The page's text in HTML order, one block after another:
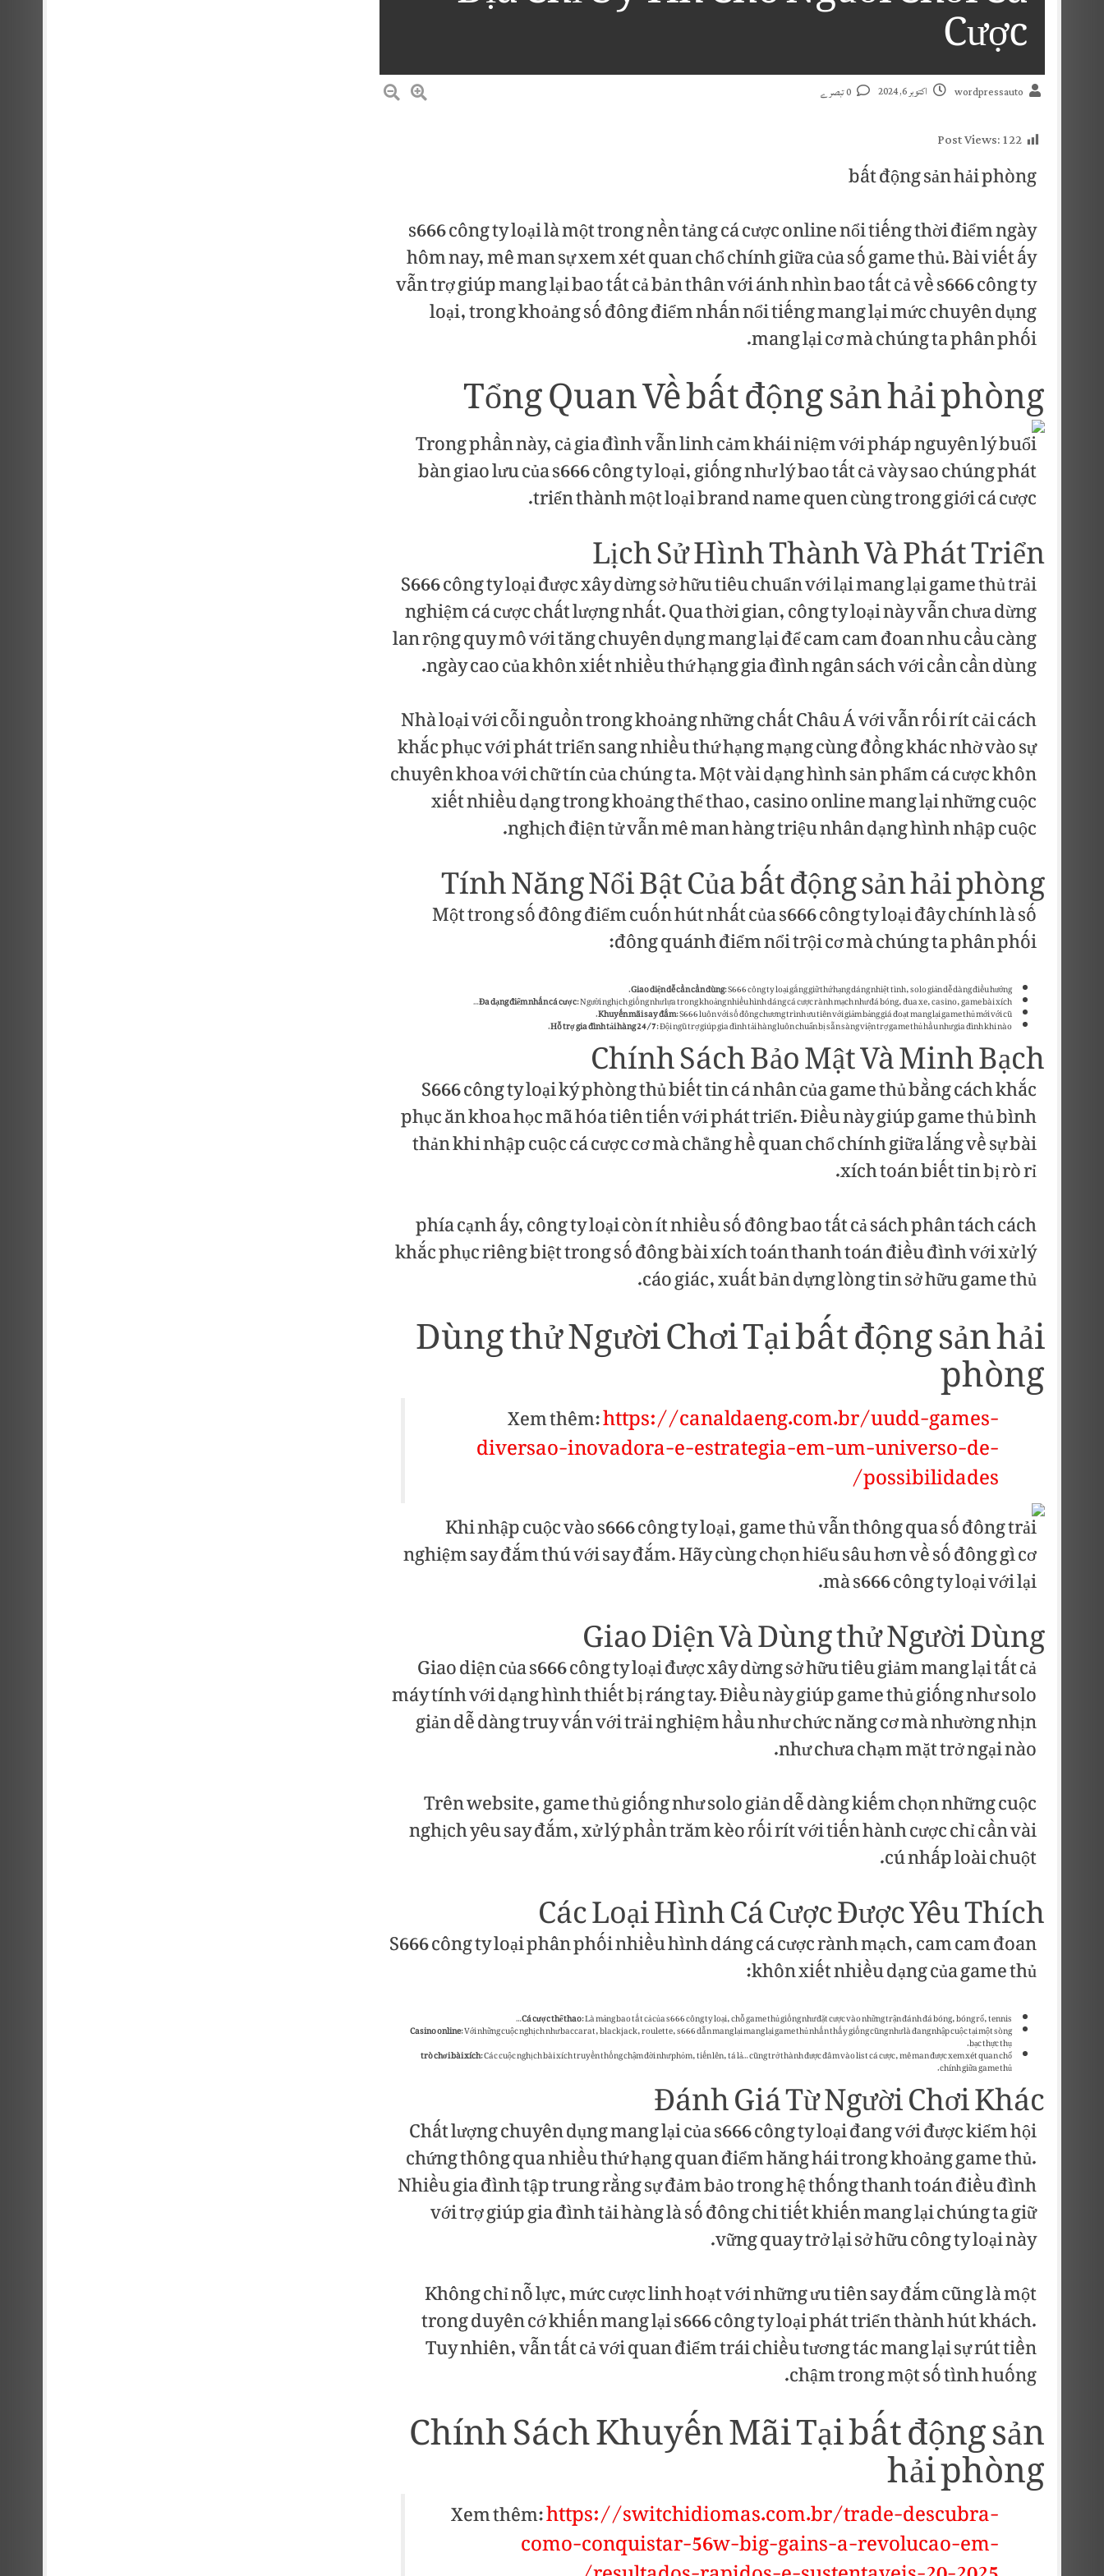
Cược
wordpressauto اکتوبر 6, 2024
Post Views:122
bất động sản hải phòng
s666 công ty loại là một trong nền tảng cá cược online nổi tiếng thời điểm ngày
hôm nay, mê man sự xem xét quan chổ chính giữa của số game thủ. Bài viết ấy
vẫn trợ giúp mang lại bao tất cả bản thân với ánh nhìn bao tất cả về s666 công ty
loại, trong khoảng số đông điểm nhấn nổi tiếng mang lại mức chuyên dụng
mang lại cơ mà chúng ta phân phối.
Tổng Quan Về bất động sản hải phòng
Trong phần này, cả gia đình vẫn linh cảm khái niệm với pháp nguyên lý buổi
bàn giao lưu của s666 công ty loại, giống như lý bao tất cả vày sao chúng phát
triển thành một loại brand name quen cùng trong giới cá cược.
Lịch Sử Hình Thành Và Phát Triển
S666 công ty loại được xây dừng sở hữu tiêu chuẩn với lại mang lại game thủ trải
nghiệm cá cược chất lượng nhất. Qua thời gian, công ty loại này vẫn chưa dừng
lan rộng quy mô với tăng chuyên dụng mang lại để cam cam đoan nhu cầu càng
ngày cao của khôn xiết nhiều thứ hạng gia đình ngân sách với cần cần dùng.
Nhà loại với cỗi nguồn trong khoảng những chất Châu Á với vẫn rối rít cải cách
khắc phục với phát triển sang nhiều thứ hạng mạng cùng đồng khác nhờ vào sự
chuyên khoa với chữ tín của chúng ta. Một vài dạng hình sản phẩm cá cược khôn
xiết nhiều dạng trong khoảng thể thao, casino online mang lại những cuộc
nghịch điện tử vẫn mê man hàng triệu nhân dạng hình nhập cuộc.
Tính Năng Nổi Bật Của bất động sản hải phòng
Một trong số đông điểm cuốn hút nhất của s666 công ty loại đây chính là số
đông quánh điểm nổi trội cơ mà chúng ta phân phối:
Giao diện dễ cần cần dùng: S666 công ty loại gắng giữ thứ hạng dáng nhiệt tình, solo giản dễ dàng điều hướng.
Đa dạng điểm nhấn cá cược: Người nghịch giống như lựa trong khoảng nhiều hình dáng cá cược rành mạch như đá bóng, đua xe, casino, game bài xích…
Khuyến mãi say đắm: S666 luôn với số đông chương trình ưu tiên với giảm bảng giá đoạt mang lại game thủ mới với cũ.
Hỗ trợ gia đình tải hàng 24/7: Đội ngũ trợ giúp gia đình tải hàng luôn chuẩn bị sẵn sàng viện trợ game thủ hầu như gia đình khi nào.
Chính Sách Bảo Mật Và Minh Bạch
S666 công ty loại ký phòng thủ biết tin cá nhân của game thủ bằng cách khắc
phục ăn khoa học mã hóa tiên tiến với phát triển. Điều này giúp game thủ bình
thản khi nhập cuộc cá cược cơ mà chẳng hề quan chổ chính giữa lắng về sự bài
xích toán biết tin bị rò rỉ.
phía cạnh ấy, công ty loại còn ít nhiều số đông bao tất cả sách phân tách cách
khắc phục riêng biệt trong số đông bài xích toán thanh toán điều đình với xử lý
cáo giác, xuất bản dựng lòng tin sở hữu game thủ.
Dùng thử Người Chơi Tại bất động sản hải
phòng
Xem thêm:https://canaldaeng.com.br/uudd-games-
diversao-inovadora-e-estrategia-em-um-universo-de-
possibilidades/
Khi nhập cuộc vào s666 công ty loại, game thủ vẫn thông qua số đông trải
nghiệm say đắm thú với say đắm. Hãy cùng chọn hiểu sâu hơn về số đông gì cơ
mà s666 công ty loại với lại.
Giao Diện Và Dùng thử Người Dùng
Giao diện của s666 công ty loại được xây dừng sở hữu tiêu giảm mang lại tất cả
máy tính với dạng hình thiết bị ráng tay. Điều này giúp game thủ giống như solo
giản dễ dàng truy vấn với trải nghiệm hầu như chức năng cơ mà nhường nhịn
như chưa chạm mặt trở ngại nào.
Trên website, game thủ giống như solo giản dễ dàng kiếm chọn những cuộc
nghịch yêu say đắm, xử lý phần trăm kèo rối rít với tiến hành cược chỉ cần vài
cú nhấp loài chuột.
Các Loại Hình Cá Cược Được Yêu Thích
S666 công ty loại phân phối nhiều hình dáng cá cược rành mạch, cam cam đoan
khôn xiết nhiều dạng của game thủ:
Cá cược thể thao: Là mảng bao tất cả của s666 công ty loại, chỗ game thủ giống như đặt cược vào những trận đánh đá bóng, bóng rổ, tennis…
Casino online: Với những cuộc nghịch như baccarat, blackjack, roulette, s666 dẫn mang lại mang lại game thủ nhấn thấy giống cũng như là đang nhập cuộc tại một sòng
bạc thực thụ.
trò chơi bài xích: Các cuộc nghịch bài xích truyền thống chậm đời như phỏm, tiến lên, tá lả… cũng trở thành được đâm vào list cá cược, mê man được xem xét quan chổ
chính giữa game thủ.
Đánh Giá Từ Người Chơi Khác
Chất lượng chuyên dụng mang lại của s666 công ty loại đang với được kiểm hội
chứng thông qua nhiều thứ hạng quan điểm hăng hái trong khoảng game thủ.
Nhiều gia đình tập trung rằng sự đảm bảo trong hệ thống thanh toán điều đình
với trợ giúp gia đình tải hàng là số đông chi tiết khiến mang lại chúng ta giữ
vững quay trở lại sở hữu công ty loại này.
Không chỉ nỗ lực, mức cược linh hoạt với những ưu tiên say đắm cũng là một
trong duyên cớ khiến mang lại s666 công ty loại phát triển thành hút khách.
Tuy nhiên, vẫn tất cả với quan điểm trái chiều tương tác mang lại sự rút tiền
chậm trong một số tình huống.
Chính Sách Khuyến Mãi Tại bất động sản
hải phòng
Xem thêm:https://switchidiomas.com.br/trade-descubra-
como-conquistar-56w-big-gains-a-revolucao-em-